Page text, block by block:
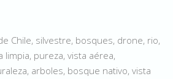
Chile, silvestre, bosques, drone, rio,
limpia, pureza, vista aérea,
arboles, bosque nativo, vista